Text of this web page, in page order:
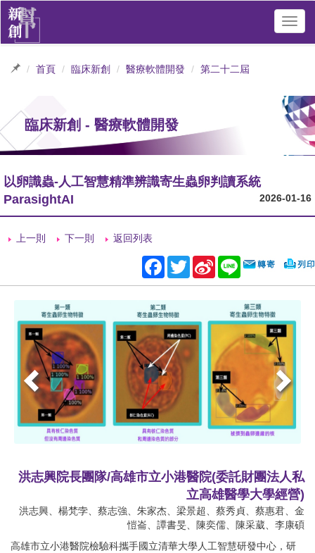
首頁 臨床新創 醫療軟體開發 第二十二屆
臨床新創 - 醫療軟體開發
以卵識蟲-人工智慧精準辨識寄生蟲卵判讀系統
ParasightAI
2026-01-16
上一則 下一則 返回列表
Facebook
TwitterSina
Weibo
Line
洪志興院長團隊/高雄市立小港醫院(委託財團法人私
立高雄醫學大學經營)
洪志興、楊梵孛、蔡志強、朱家杰、梁景超、蔡秀貞、蔡惠君、金
愷崙、譚書旻、陳奕儒、陳采葳、李康碩
高雄市立小港醫院檢驗科攜手國立清華大學人工智慧研發中心，研